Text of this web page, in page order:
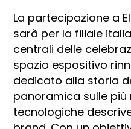
La partecipazione a
sarà per la filiale
centrali delle
spazio espositivo
dedicato alla storia
panoramica sulle più
tecnologiche